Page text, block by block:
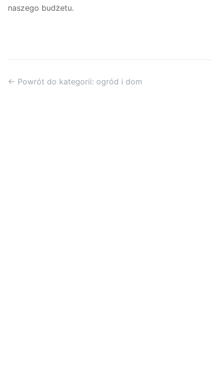
naszego budżetu.
← Powrót do kategorii: ogród i dom